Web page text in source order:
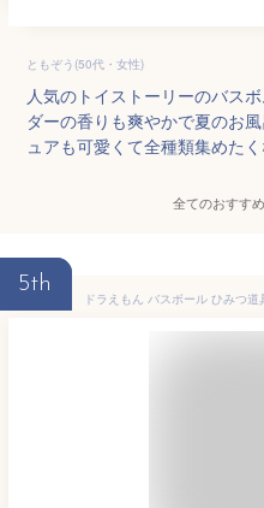
ともぞう(50代・女性)
人気のトイストーリーのバス
ダーの香りも爽やかで夏のお
ュアも可愛くて全種類集めたく
全てのおすす
5th